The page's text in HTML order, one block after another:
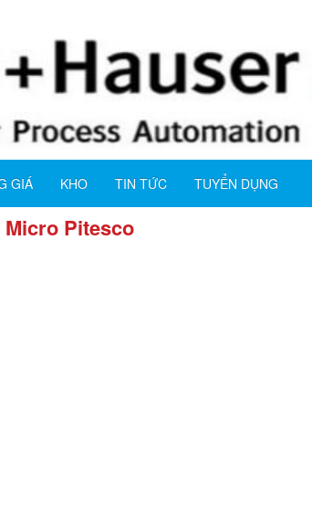
GIÁ KHO TIN TỨC TUYỂN DỤNG
Pitesco